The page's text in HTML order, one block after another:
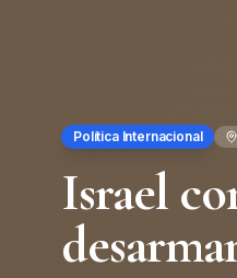
Política Internacional
Israel